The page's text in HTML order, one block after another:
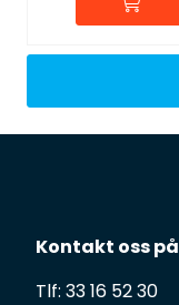
Kontakt oss på
Tlf: 33 16 52 30